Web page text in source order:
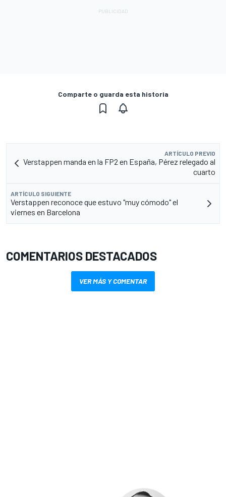
Comparte o guarda esta historia
ARTÍCULO PREVIO
Verstappen manda en la FP2 en España, Pérez relegado al
cuarto
ARTÍCULO SIGUIENTE
Verstappen reconoce que estuvo "muy cómodo" el
viernes en Barcelona
COMENTARIOS DESTACADOS
VER MÁS Y COMENTAR